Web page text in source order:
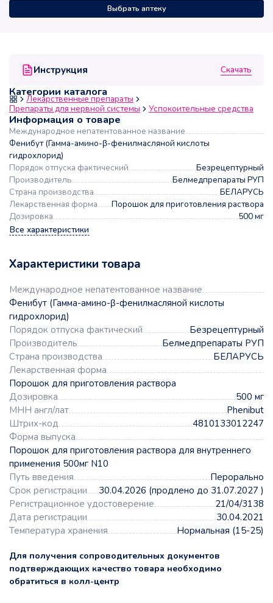
Инструкция Скачать
Категории каталога
Лекарственные препараты
Препараты для нервной системы
Успокоительные средства
Информация о товаре
Международное непатентованное название
Фенибут (Гамма-амино-β-фенилмасляной кислоты
гидрохлорид)
Порядок отпуска фактический
Безрецептурный
Производитель
Белмедпрепараты РУП
Страна производства
БЕЛАРУСЬ
Лекарственная форма
Порошок для приготовления раствора
Дозировка
500 мг
Все характеристики
Характеристики товара
Международное непатентованное название
Фенибут (Гамма-амино-β-фенилмасляной кислоты
гидрохлорид)
Порядок отпуска фактический
Безрецептурный
Производитель
Белмедпрепараты РУП
Страна производства
БЕЛАРУСЬ
Лекарственная форма
Порошок для приготовления раствора
Дозировка
500 мг
МНН англ/лат
Phenibut
Штрих-код
4810133012247
Форма выпуска
Порошок для приготовления раствора для внутреннего
применения 500мг N10
Путь введения
Перорально
Срок регистрации
30.04.2026 (продлено до 31.07.2027 )
Регистрационное удостоверение
21/04/3138
Дата регистрации
30.04.2021
Температура хранения
Нормальная (15-25)
Для получения сопроводительных документов
подтверждающих качество товара необходимо
обратиться в колл-центр
Выбрать аптеку